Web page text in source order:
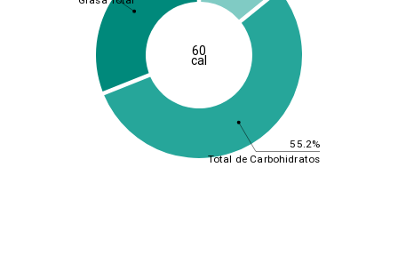
55.2%
Total de Carbohidratos
60
cal